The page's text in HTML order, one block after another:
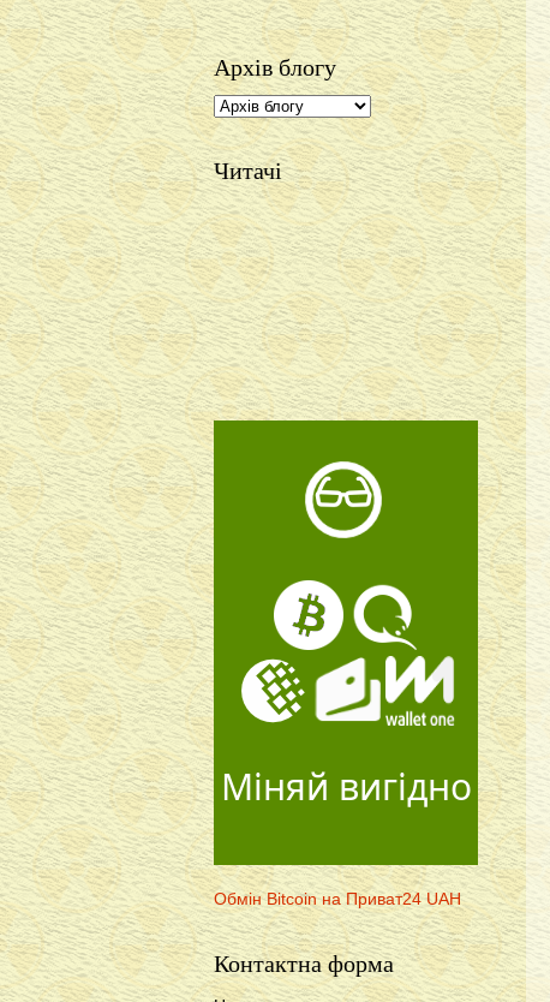
Архів блогу
Читачі
Міняй вигідно
Обмін Bitcoin на Приват24 UAH
Контактна форма